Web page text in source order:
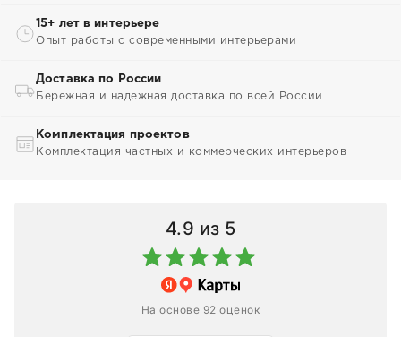
15+ лет в интерьере
Опыт работы с современными интерьерами
Доставка по России
Бережная и надежная доставка по всей России
Комплектация проектов
Комплектация частных и коммерческих интерьеров
4.9 из 5
На основе 92 оценок